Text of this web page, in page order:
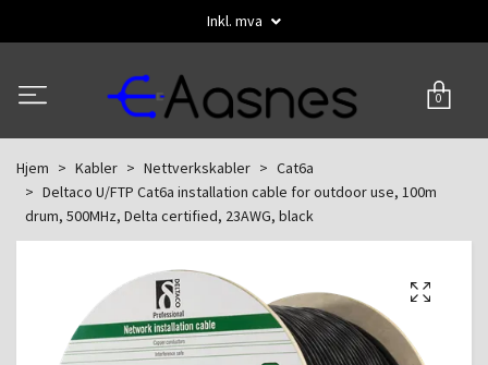
Inkl. mva
0
Hjem Kabler Nettverkskabler
Cat6a
Deltaco U/FTP Cat6a installation cable for outdoor use, 100m
drum, 500MHz, Delta certified, 23AWG, black